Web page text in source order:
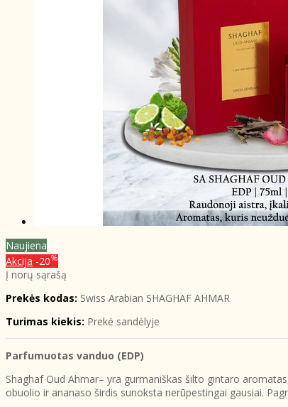
Naujiena
Akcija -20%
Į norų sąrašą
Prekės kodas: Swiss Arabian SHAGHAF AHMAR
Turimas kiekis: Prekė sandėlyje
Parfumuotas vanduo (EDP)
Shaghaf Oud Ahmar– yra gurmaniškas šilto gintaro
obuolio ir ananaso širdis sunoksta nerūpestingai gausiai.